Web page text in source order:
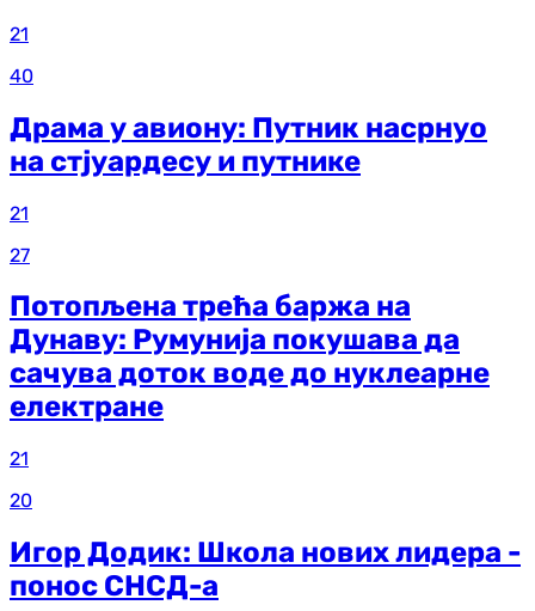
21
40
Драма у авиону: Путник насрнуо
на стјуардесу и путнике
21
27
Потопљена трећа баржа на
Дунаву: Румунија покушава да
сачува доток воде до нуклеарне
електране
21
20
Игор Додик: Школа нових лидера -
понос СНСД-а